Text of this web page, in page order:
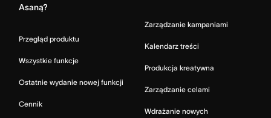
Asaną?
Przegląd produktu
Wszystkie funkcje
Ostatnie wydanie nowej funkcji
Cennik
Zarządzanie kampaniami
Kalendarz treści
Produkcja kreatywna
Zarządzanie celami
Wdrażanie nowych